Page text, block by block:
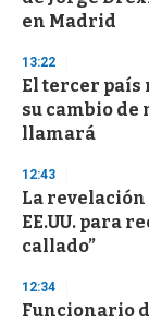
c
o
d
s
en Madrid
13:22
El tercer país
su cambio de
llamará
12:43
La revelación
EE.UU. para
callado”
12:34
Funcionario